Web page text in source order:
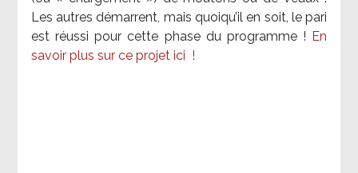
Les autres démarrent, mais quoiqu’il en soit, le pari
est réussi pour cette phase du programme ! En
savoir plus sur ce projet ici !